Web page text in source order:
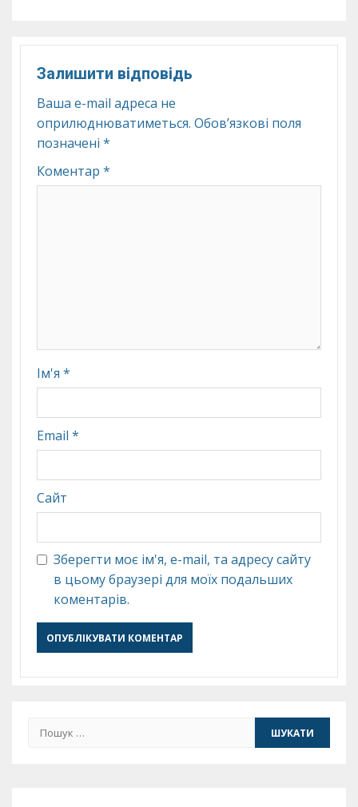
Залишити відповідь
Ваша e-mail адреса не
оприлюднюватиметься. Обов’язкові поля
позначені *
Коментар *
Ім'я *
Email *
Сайт
Зберегти моє ім'я, e-mail, та адресу сайту
в цьому браузері для моїх подальших
коментарів.
Пошук: